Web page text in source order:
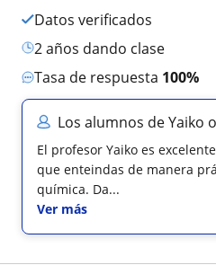
Datos verificados
2 años dando clase
Tasa de respuesta 100%
Los alumnos de Yaiko
El profesor Yaiko es
que enteindas de manera
química. Da...
Ver más